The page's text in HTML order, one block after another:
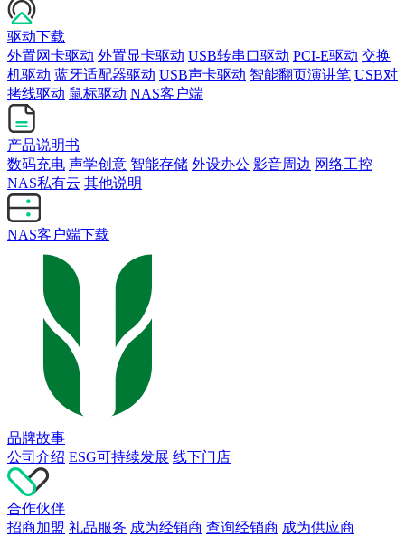
驱动下载
外置网卡驱动 外置显卡驱动 USB转串口驱动 PCI-E驱动 交换
机驱动 蓝牙适配器驱动 USB声卡驱动 智能翻页演讲笔 USB对
拷线驱动 鼠标驱动 NAS客户端
产品说明书
数码充电 声学创意 智能存储 外设办公 影音周边 网络工控
NAS私有云 其他说明
NAS客户端下载
品牌故事
公司介绍 ESG可持续发展 线下门店
合作伙伴
招商加盟 礼品服务 成为经销商 查询经销商 成为供应商